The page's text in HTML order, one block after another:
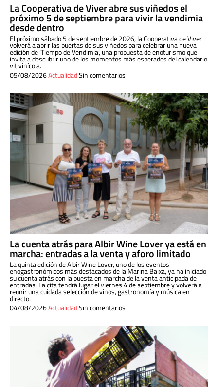
La Cooperativa de Viver abre sus viñedos el
próximo 5 de septiembre para vivir la vendimia
desde dentro
El próximo sábado 5 de septiembre de 2026, la Cooperativa de Viver
volverá a abrir las puertas de sus viñedos para celebrar una nueva
edición de ‘Tiempo de Vendimia’, una propuesta de enoturismo que
invita a descubrir uno de los momentos más esperados del calendario
vitivinícola.
05/08/2026ActualidadSin comentarios
La cuenta atrás para Albir Wine Lover ya está en
marcha: entradas a la venta y aforo limitado
La quinta edición de Albir Wine Lover, uno de los eventos
enogastronómicos más destacados de la Marina Baixa, ya ha iniciado
su cuenta atrás con la puesta en marcha de la venta anticipada de
entradas. La cita tendrá lugar el viernes 4 de septiembre y volverá a
reunir una cuidada selección de vinos, gastronomía y música en
directo.
04/08/2026ActualidadSin comentarios